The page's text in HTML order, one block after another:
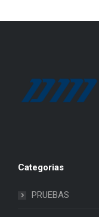
Categorias
PRUEBAS